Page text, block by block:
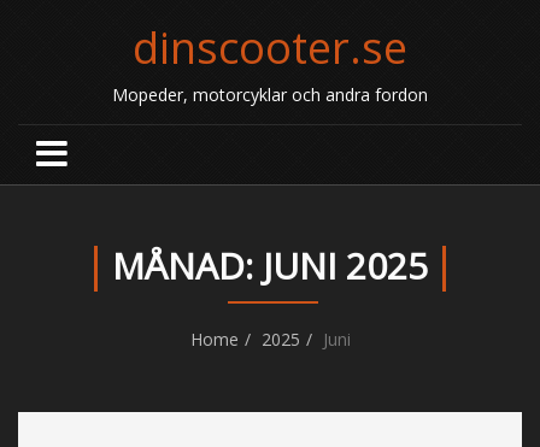
dinscooter.se
Mopeder, motorcyklar och andra fordon
MÅNAD: JUNI 2025
Home 2025 Juni